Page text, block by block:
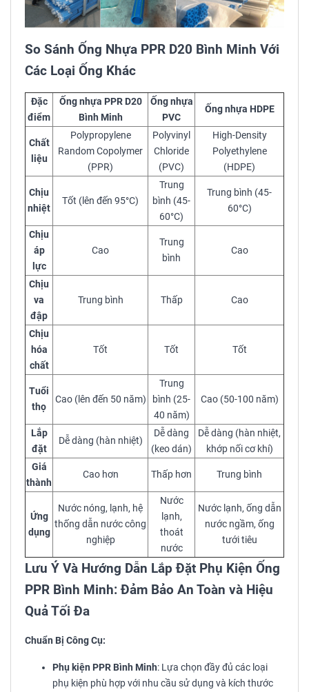
So Sánh Ống Nhựa PPR D20 Bình Minh Với
Các Loại Ống Khác
Đặc
điểm
Ống nhựa PPR D20
Bình Minh
Ống nhựa
PVC
Ống nhựa HDPE
Chất
liệu
Polypropylene
Random Copolymer
(PPR)
Polyvinyl
Chloride
(PVC)
High-Density
Polyethylene
(HDPE)
Chịu
nhiệt
Tốt (lên đến 95°C)
Trung
bình (45-
60°C)
Trung bình (45-
60°C)
Chịu
áp
lực
Cao
Trung
bình
Cao
Chịu
va
đập
Trung bình Thấp Cao
Chịu
hóa
chất
Tốt Tốt Tốt
Tuổi
thọ
Cao (lên đến 50 năm)
Trung
bình (25-
40 năm)
Cao (50-100 năm)
Lắp
đặt
Dễ dàng (hàn nhiệt)
Dễ dàng
(keo dán)
Dễ dàng (hàn nhiệt,
khớp nối cơ khí)
Giá
thành
Cao hơn Thấp hơn Trung bình
Ứng
dụng
Nước nóng, lạnh, hệ
thống dẫn nước công
nghiệp
Nước
lạnh,
thoát
nước
Nước lạnh, ống dẫn
nước ngầm, ống
tưới tiêu
Lưu Ý Và Hướng Dẫn Lắp Đặt Phụ Kiện Ống
PPR Bình Minh: Đảm Bảo An Toàn và Hiệu
Quả Tối Đa
Chuẩn Bị Công Cụ:
Phụ kiện PPR Bình Minh: Lựa chọn đầy đủ các loại
phụ kiện phù hợp với nhu cầu sử dụng và kích thước